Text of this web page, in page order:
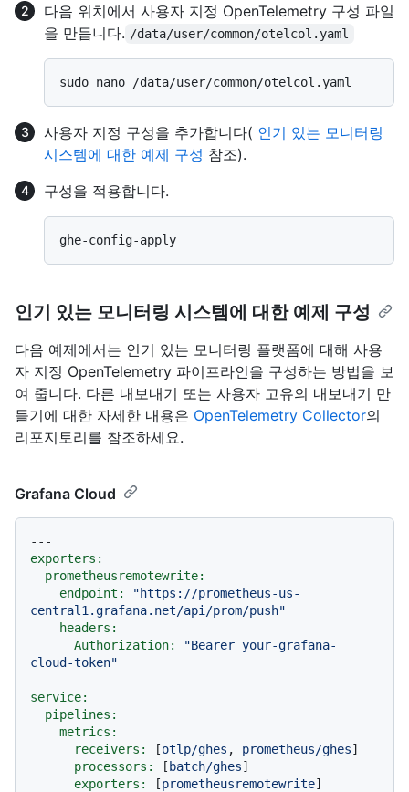
다음 위치에서 사용자 지정 OpenTelemetry 구성 파일
을 만듭니다. /data/user/common/otelcol.yaml
사용자 지정 구성을 추가합니다( 인기 있는 모니터링
시스템에 대한 예제 구성 참조).
구성을 적용합니다.
인기 있는 모니터링 시스템에 대한 예제 구성
다음 예제에서는 인기 있는 모니터링 플랫폼에 대해 사용
자 지정 OpenTelemetry 파이프라인을 구성하는 방법을 보
여 줍니다. 다른 내보내기 또는 사용자 고유의 내보내기 만
들기에 대한 자세한 내용은 OpenTelemetry Collector의
리포지토리를 참조하세요.
Grafana Cloud
---
exporters:
prometheusremotewrite:
endpoint:
"https://prometheus-us-
central1.grafana.net/api/prom/push"
headers:
Authorization:
"Bearer your-grafana-
cloud-token"
service:
pipelines:
metrics:
receivers:
[otlp/ghes , prometheus/ghes]
processors:
[ batch/ghes]
exporters:
[prometheusremotewrite